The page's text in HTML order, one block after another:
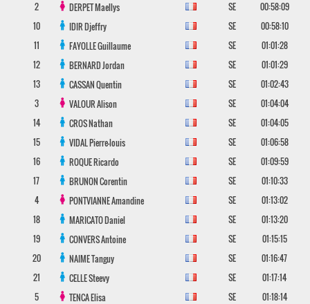
2
DERPETMaellys SE
00:58:09
10
IDIRDjeffry SE
00:58:10
11
FAYOLLEGuillaume SE
01:01:28
12
BERNARDJordan SE
01:01:29
13
CASSANQuentin SE
01:02:43
3
VALOURAlison SE
01:04:04
14
CROSNathan SE
01:04:05
15
VIDALPierre-louis SE
01:06:58
16
ROQUERicardo SE
01:09:59
17
BRUNONCorentin SE
01:10:33
4
PONTVIANNEAmandine SE
01:13:02
18
MARICATODaniel SE
01:13:20
19
CONVERSAntoine SE
01:15:15
20
NAIMETanguy SE
01:16:47
21
CELLESteevy SE
01:17:14
5
TENCAElisa SE
01:18:14